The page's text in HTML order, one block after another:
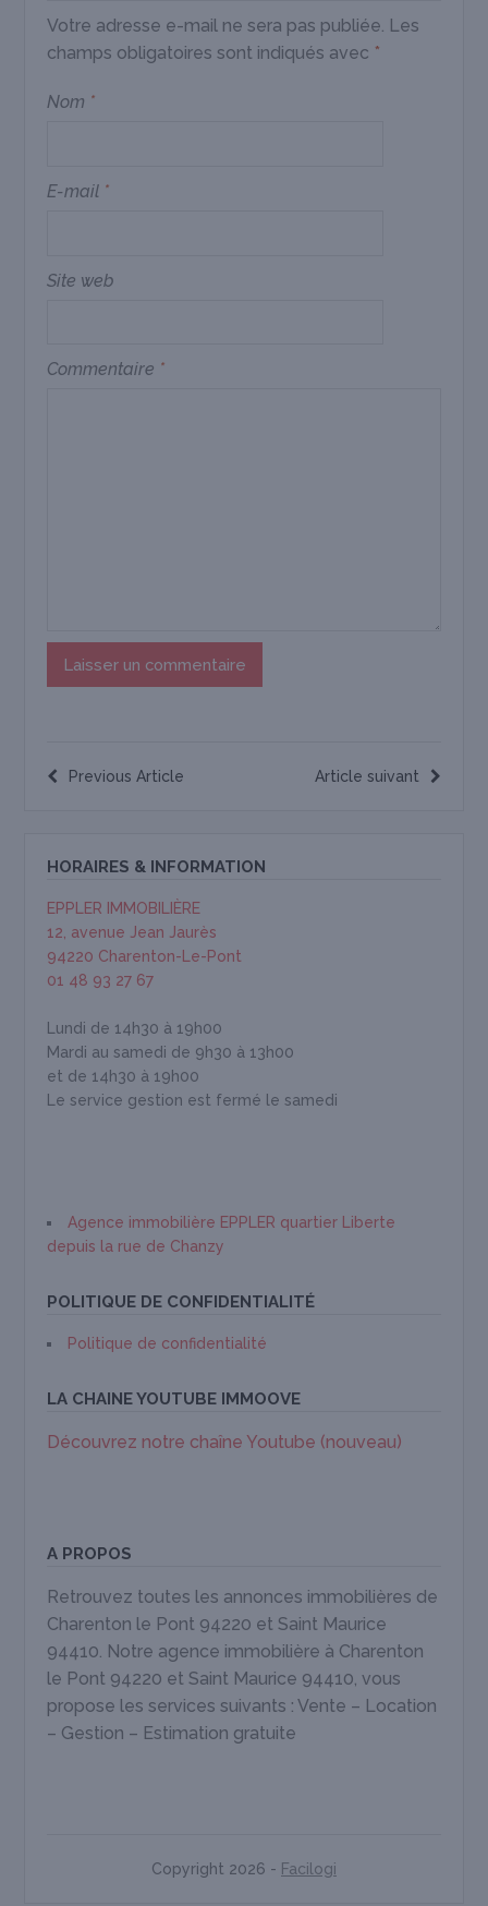
Votre adresse e-mail ne sera pas publiée. Les
champs obligatoires sont indiqués avec *
Nom *
E-mail *
Site web
Commentaire *
Article suivant
Previous Article
HORAIRES & INFORMATION
EPPLER IMMOBILIÈRE
12, avenue Jean Jaurès
94220 Charenton-Le-Pont
01 48 93 27 67
Lundi de 14h30 à 19h00
Mardi au samedi de 9h30 à 13h00
et de 14h30 à 19h00
Le service gestion est fermé le samedi
Agence immobilière EPPLER quartier Liberte
depuis la rue de Chanzy
POLITIQUE DE CONFIDENTIALITÉ
Politique de confidentialité
LA CHAINE YOUTUBE IMMOOVE
Découvrez notre chaîne Youtube (nouveau)
A PROPOS
Retrouvez toutes les annonces immobilières de
Charenton le Pont 94220 et Saint Maurice
94410. Notre agence immobilière à Charenton
le Pont 94220 et Saint Maurice 94410, vous
propose les services suivants : Vente – Location
– Gestion – Estimation gratuite
Copyright 2026 - Facilogi